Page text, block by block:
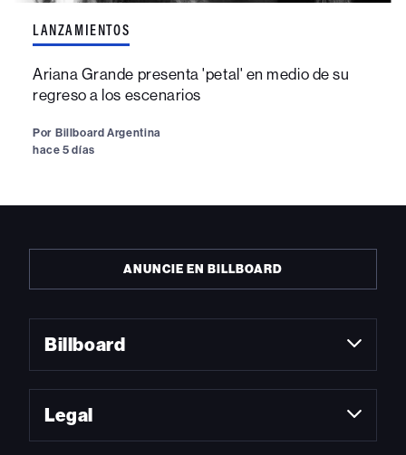
LANZAMIENTOS
Ariana Grande presenta 'petal' en medio de su
regreso a los escenarios
Por Billboard Argentina
hace 5 días
ANUNCIE EN BILLBOARD
Billboard
Legal